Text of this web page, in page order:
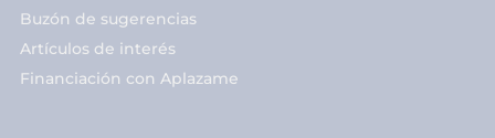
Buzón de sugerencias
Artículos de interés
Financiación con Aplazame